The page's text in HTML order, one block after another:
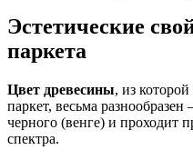
Эстетические
паркета
Цвет древесины, из
паркет, весьма
черного (венге) и проходит
спектра.